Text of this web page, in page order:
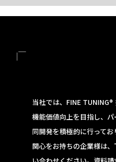
当社では、FINE
機能価値向上を目指し、
同開発を積極的に行って
関心をお持ちの企業様は